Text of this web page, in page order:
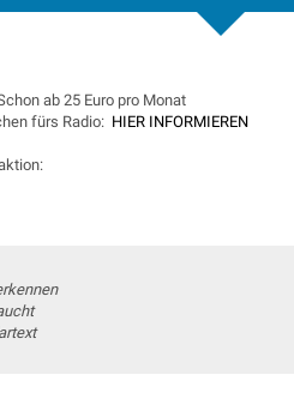
ab 25 Euro pro Monat
fürs Radio: HIER INFORMIEREN